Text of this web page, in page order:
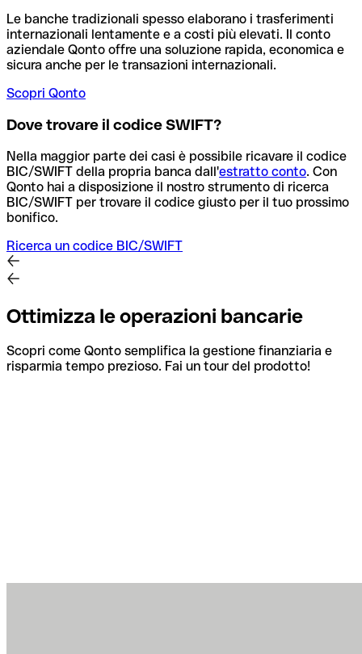
Le banche tradizionali spesso elaborano i trasferimenti
internazionali lentamente e a costi più elevati. Il conto
aziendale Qonto offre una soluzione rapida, economica e
sicura anche per le transazioni internazionali.
Scopri Qonto
Dove trovare il codice SWIFT?
Nella maggior parte dei casi è possibile ricavare il codice
BIC/SWIFT della propria banca dall'estratto conto. Con
Qonto hai a disposizione il nostro strumento di ricerca
BIC/SWIFT per trovare il codice giusto per il tuo prossimo
bonifico.
Ricerca un codice BIC/SWIFT
Ottimizza le operazioni bancarie
Scopri come Qonto semplifica la gestione finanziaria e
risparmia tempo prezioso. Fai un tour del prodotto!